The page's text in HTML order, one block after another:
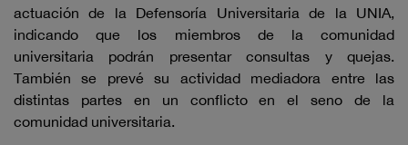
actuación de la Defensoría Universitaria de la UNIA,
indicando que los miembros de la comunidad
universitaria podrán presentar consultas y quejas.
También se prevé su actividad mediadora entre las
distintas partes en un conflicto en el seno de la
comunidad universitaria.